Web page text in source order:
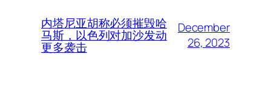
内塔尼亚胡称必须摧毁哈
马斯，以色列对加沙发动
更多袭击
December
26, 2023